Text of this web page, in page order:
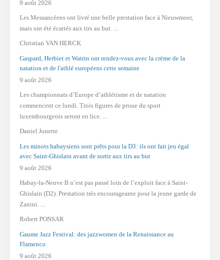
9 août 2026
Les Messancéens ont livré une belle prestation face à Nieuwmoer,
mais ont été écartés aux tirs au but. ...
Christian VAN HERCK
Gaspard, Herbiet et Watrin ont rendez-vous avec la crème de la
natation et de l'athlé européens cette semaine
9 août 2026
Les championnats d’Europe d’athlétisme et de natation
commencent ce lundi. Trois figures de proue du sport
luxembourgeois seront en lice. ...
Daniel Jonette
Les minots habaysiens sont prêts pour la D3: ils ont fait jeu égal
avec Saint-Ghislain avant de sortir aux tirs au but
9 août 2026
Habay-la-Neuve B n’est pas passé loin de l’exploit face à Saint-
Ghislain (D2). Prestation très encourageante pour la jeune garde de
Zanini. ...
Robert PONSAR
Gaume Jazz Festival: des jazzwomen de la Renaissance au
Flamenco
9 août 2026